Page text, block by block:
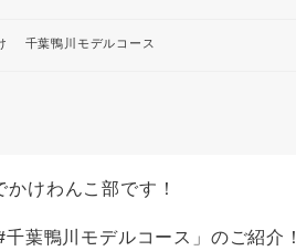
千葉鴨川モデルコース
けわんこ部です！
千葉鴨川モデルコース」のご紹介！